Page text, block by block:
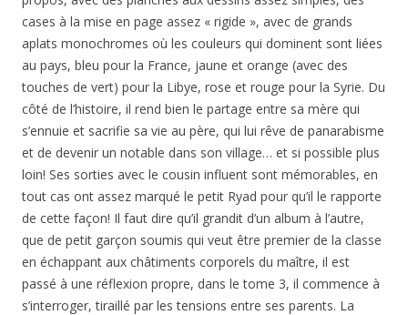
cases à la mise en page assez « rigide », avec de grands
aplats monochromes où les couleurs qui dominent sont liées
au pays, bleu pour la France, jaune et orange (avec des
touches de vert) pour la Libye, rose et rouge pour la Syrie. Du
côté de l’histoire, il rend bien le partage entre sa mère qui
s’ennuie et sacrifie sa vie au père, qui lui rêve de panarabisme
et de devenir un notable dans son village… et si possible plus
loin! Ses sorties avec le cousin influent sont mémorables, en
tout cas ont assez marqué le petit Ryad pour qu’il le rapporte
de cette façon! Il faut dire qu’il grandit d’un album à l’autre,
que de petit garçon soumis qui veut être premier de la classe
en échappant aux châtiments corporels du maître, il est
passé à une réflexion propre, dans le tome 3, il commence à
s’interroger, tiraillé par les tensions entre ses parents. La